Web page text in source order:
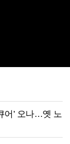
어’ 오나…옛 노